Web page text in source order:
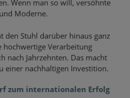
Wenn man so will, versöhnte
Moderne.
den Stuhl darüber hinaus ganz
hochwertige Verarbeitung
nach Jahrzehnten. Das macht
einer nachhaltigen Investition.
zum internationalen Erfolg